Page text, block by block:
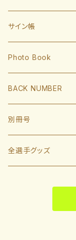
前田悠伍
大関友久
海野隆司
大友宗
川瀬晃
山川穂高
外野手
近藤健介
中村晃
監督・コーチ
小久保裕紀監督
斉藤和巳
サイン帳
Photo Book
BACK NUMBER
2022
2021
別冊号
2019
全選手グッズ